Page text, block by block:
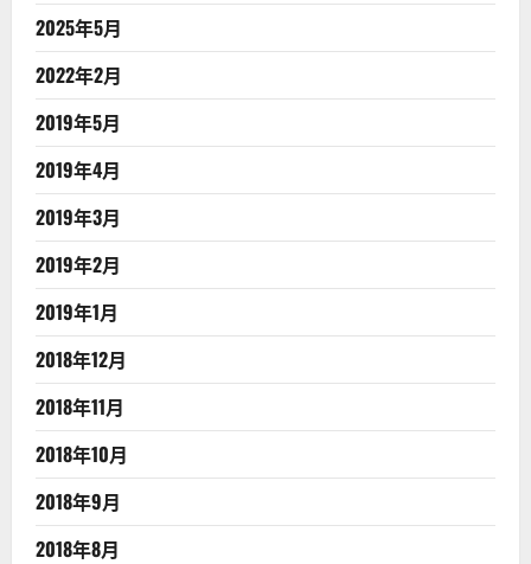
2025年5月
2022年2月
2019年5月
2019年4月
2019年3月
2019年2月
2019年1月
2018年12月
2018年11月
2018年10月
2018年9月
2018年8月